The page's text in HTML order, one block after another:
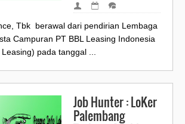
Tbk berawal dari pendirian Lembaga
Campuran PT BBL Leasing Indonesia
pada tanggal ...
Job Hunter : LoKer
Palembang